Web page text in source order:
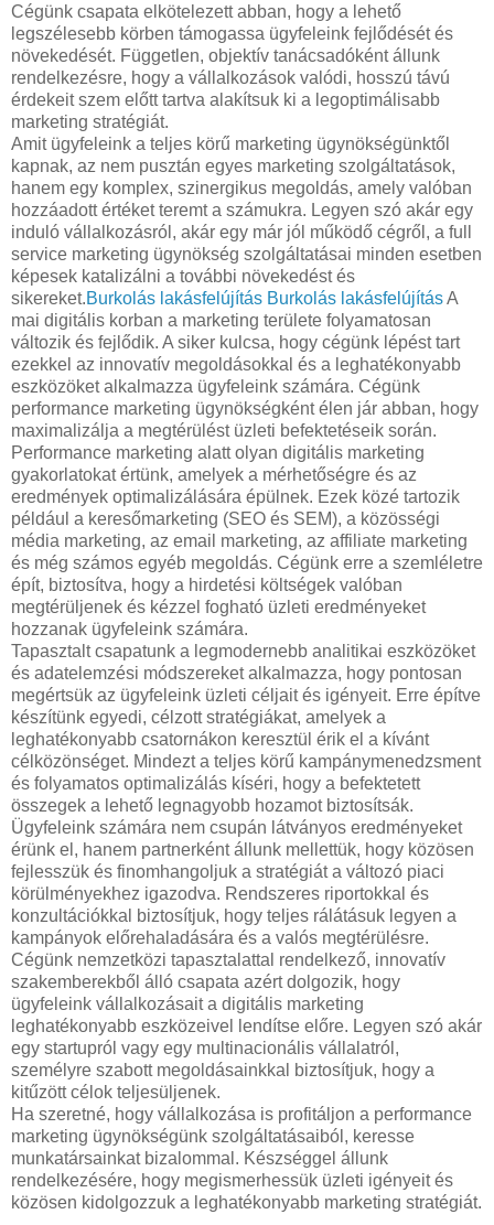
Cégünk csapata elkötelezett abban, hogy a lehető
legszélesebb körben támogassa ügyfeleink fejlődését és
növekedését. Független, objektív tanácsadóként állunk
rendelkezésre, hogy a vállalkozások valódi, hosszú távú
érdekeit szem előtt tartva alakítsuk ki a legoptimálisabb
marketing stratégiát.
Amit ügyfeleink a teljes körű marketing ügynökségünktől
kapnak, az nem pusztán egyes marketing szolgáltatások,
hanem egy komplex, szinergikus megoldás, amely valóban
hozzáadott értéket teremt a számukra. Legyen szó akár egy
induló vállalkozásról, akár egy már jól működő cégről, a full
service marketing ügynökség szolgáltatásai minden esetben
képesek katalizálni a további növekedést és
sikereket.Burkolás lakásfelújítás Burkolás lakásfelújításA
mai digitális korban a marketing területe folyamatosan
változik és fejlődik. A siker kulcsa, hogy cégünk lépést tart
ezekkel az innovatív megoldásokkal és a leghatékonyabb
eszközöket alkalmazza ügyfeleink számára. Cégünk
performance marketing ügynökségként élen jár abban, hogy
maximalizálja a megtérülést üzleti befektetéseik során.
Performance marketing alatt olyan digitális marketing
gyakorlatokat értünk, amelyek a mérhetőségre és az
eredmények optimalizálására épülnek. Ezek közé tartozik
például a keresőmarketing (SEO és SEM), a közösségi
média marketing, az email marketing, az affiliate marketing
és még számos egyéb megoldás. Cégünk erre a szemléletre
épít, biztosítva, hogy a hirdetési költségek valóban
megtérüljenek és kézzel fogható üzleti eredményeket
hozzanak ügyfeleink számára.
Tapasztalt csapatunk a legmodernebb analitikai eszközöket
és adatelemzési módszereket alkalmazza, hogy pontosan
megértsük az ügyfeleink üzleti céljait és igényeit. Erre építve
készítünk egyedi, célzott stratégiákat, amelyek a
leghatékonyabb csatornákon keresztül érik el a kívánt
célközönséget. Mindezt a teljes körű kampánymenedzsment
és folyamatos optimalizálás kíséri, hogy a befektetett
összegek a lehető legnagyobb hozamot biztosítsák.
Ügyfeleink számára nem csupán látványos eredményeket
érünk el, hanem partnerként állunk mellettük, hogy közösen
fejlesszük és finomhangoljuk a stratégiát a változó piaci
körülményekhez igazodva. Rendszeres riportokkal és
konzultációkkal biztosítjuk, hogy teljes rálátásuk legyen a
kampányok előrehaladására és a valós megtérülésre.
Cégünk nemzetközi tapasztalattal rendelkező, innovatív
szakemberekből álló csapata azért dolgozik, hogy
ügyfeleink vállalkozásait a digitális marketing
leghatékonyabb eszközeivel lendítse előre. Legyen szó akár
egy startupról vagy egy multinacionális vállalatról,
személyre szabott megoldásainkkal biztosítjuk, hogy a
kitűzött célok teljesüljenek.
Ha szeretné, hogy vállalkozása is profitáljon a performance
marketing ügynökségünk szolgáltatásaiból, keresse
munkatársainkat bizalommal. Készséggel állunk
rendelkezésére, hogy megismerhessük üzleti igényeit és
közösen kidolgozzuk a leghatékonyabb marketing stratégiát.